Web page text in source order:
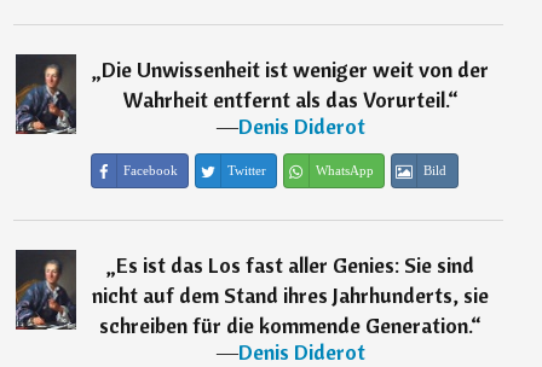
„Die Unwissenheit ist weniger weit von der
Wahrheit entfernt als das Vorurteil.“
―Denis Diderot
Facebook Twitter WhatsApp Bild
„Es ist das Los fast aller Genies: Sie sind
nicht auf dem Stand ihres Jahrhunderts, sie
schreiben für die kommende Generation.“
―Denis Diderot